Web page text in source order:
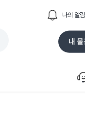
나의 알림